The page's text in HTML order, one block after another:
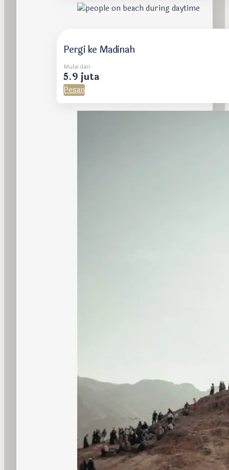
Pergi ke Madinah
Mulai dari
5.9 juta
Pesan